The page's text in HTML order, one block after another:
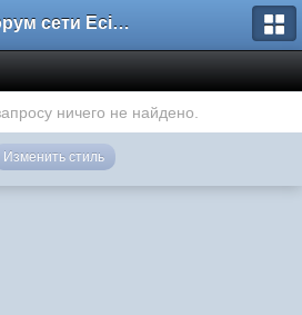
Форум сети EciлNet
ничего не найдено.
Изменить стиль